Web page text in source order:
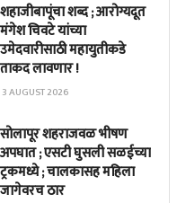
शहाजीबापूंचा शब्द ; आरोग्यदूत
मंगेश चिवटे यांच्या
उमेदवारीसाठी महायुतीकडे
ताकद लावणार !
3 AUGUST 2026
सोलापूर शहराजवळ भीषण
अपघात ; एसटी घुसली सळईच्या
ट्रकमध्ये ; चालकासह महिला
जागेवरच ठार